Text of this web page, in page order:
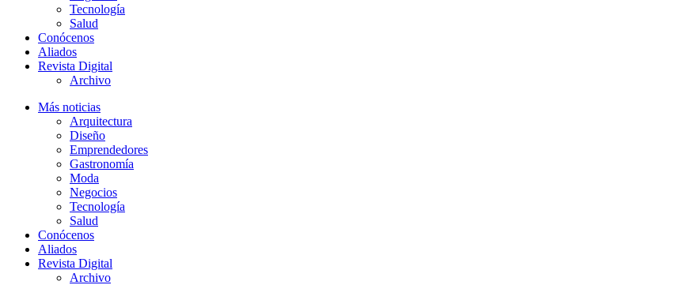
Tecnología
Salud
Conócenos
Aliados
Revista Digital
Archivo
Más noticias
Arquitectura
Diseño
Emprendedores
Gastronomía
Moda
Negocios
Tecnología
Salud
Conócenos
Aliados
Revista Digital
Archivo